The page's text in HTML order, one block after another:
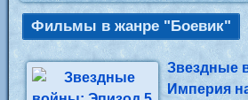
Фильмы в жанре "Боевик"
Звездные
Империя